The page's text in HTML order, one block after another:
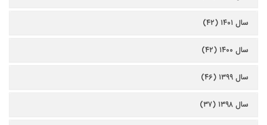
سال ۱۴۰۱ (۴۲)
سال ۱۴۰۰ (۴۲)
سال ۱۳۹۹ (۴۶)
سال ۱۳۹۸ (۳۷)